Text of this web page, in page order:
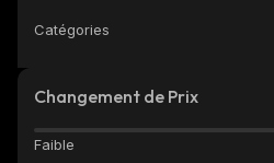
Catégories
Changement de Prix
Faible